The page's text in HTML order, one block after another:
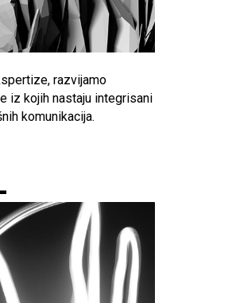
razvijamo
iz kojih nastaju integrisani
komunikacija.